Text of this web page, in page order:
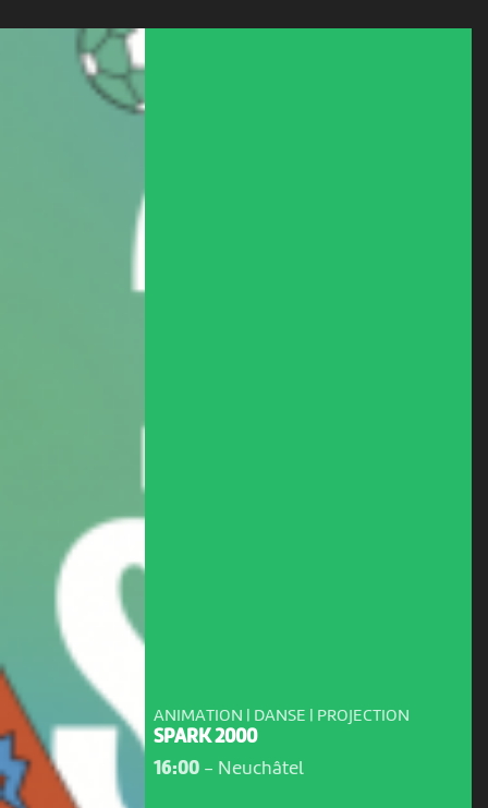
ANIMATION | DANSE | PROJECTION
SPARK 2000
16:00- Neuchâtel